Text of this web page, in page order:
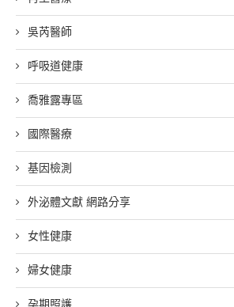
吳芮醫師
呼吸道健康
喬雅露專區
國際醫療
基因檢測
外泌體文獻 網路分享
女性健康
婦女健康
孕期照護